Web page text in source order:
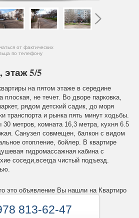
от фактических
по телефону
этаж 5/5
на пятом этаже в середине
плоская, не течет. Во дворе парковка,
рядом детский садик, до моря
транспорта и рынка пять минут ходьбы.
метров, комната 16,3 метра, кухня 6.5
Санузел совмещен, балкон с видом
отопление, бойлер. В квартире
гидромассажная кабина с
соседи,всегда чистый подъезд.
это объявление Вы нашли на Квартиро
813-62-47